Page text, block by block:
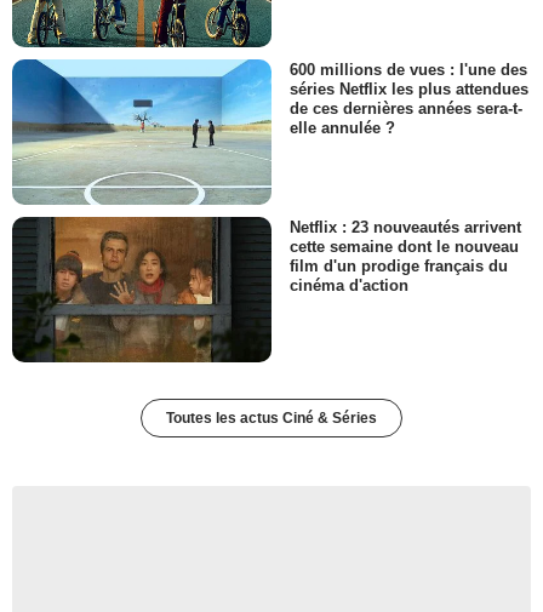
600 millions de vues : l'une des
séries Netflix les plus attendues
de ces dernières années sera-t-
elle annulée ?
Netflix : 23 nouveautés arrivent
cette semaine dont le nouveau
film d'un prodige français du
cinéma d'action
Toutes les actus Ciné & Séries